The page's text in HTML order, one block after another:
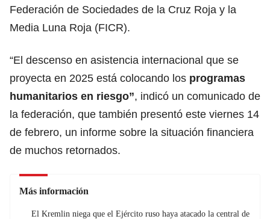
Federación de Sociedades de la Cruz Roja y la
Media Luna Roja (FICR).
“El descenso en asistencia internacional que se
proyecta en 2025 está colocando los programas
humanitarios en riesgo”, indicó un comunicado de
la federación, que también presentó este viernes 14
de febrero, un informe sobre la situación financiera
de muchos retornados.
Más información
El Kremlin niega que el Ejército ruso haya atacado la central de